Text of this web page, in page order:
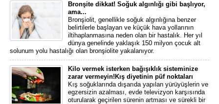
Bronşite dikkat! Soğuk algınlığı gibi başlıyor,
ama...
Bronşiolit, genellikle soğuk algınlığına benzer
belirtilerle başlayan ve küçük hava yollarının
iltihaplanmasına neden olan bir hastalık. Her yıl
dünya genelinde yaklaşık 150 milyon çocuk alt
solunum yolu hastalığı olan bronşiolite yakalanıyor.
Kilo vermek isterken bağışıklık sisteminize
zarar vermeyin!Kış diyetinin püf noktaları
Kış soğuklarında dışarıda yapılan yürüyüşlerin ve
egzersizin azalması, evde televizyon karşısında
oturularak geçirilen sürenin artması ve sürekli bir